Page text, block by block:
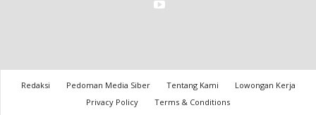
Redaksi Pedoman Media Siber Tentang Kami
Lowongan Kerja
Privacy Policy
Terms & Conditions